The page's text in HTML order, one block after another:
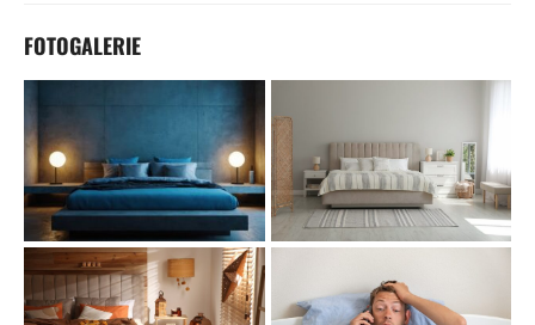
FOTOGALERIE